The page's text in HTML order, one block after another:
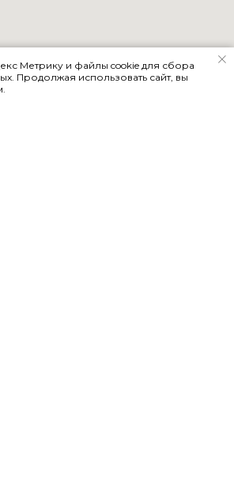
Метрику и файлы cookie для сбора
Продолжая использовать сайт, вы